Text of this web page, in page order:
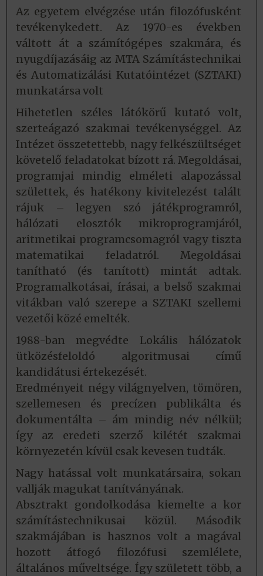
Az egyetem elvégzése után filozófusként
tevékenykedett. Az 1970-es években
váltott át a számítógépes szakmára, és
nyugdíjazásáig az MTA Számítástechnikai
és Automatizálási Kutatóintézet (SZTAKI)
munkatársa volt
Hihetetlen széles látókörű kutató volt,
szerteágazó szakmai tevékenységgel. Az
Intézet összetettebb, nagy felkészültséget
követelő feladatokat bízott rá. Megoldásai,
programjai mindig elméleti alapozással
születtek, és hatékony kivitelezést talált
rájuk – legyen szó játékprogramról,
hálózati elosztók mikroprogramjáról,
aritmetikai programcsomagról vagy tiszta
matematikai feladatról. Megoldásai
tanítható (és tanított) mintát adtak.
Programalkotásai, írásai, a belső szakmai
vitákban való szerepe a SZTAKI szellemi
vezetői közé emelték.
1988-ban megvédte Lokális hálózatok
ütközésfeloldó algoritmusai című
kandidátusi értekezését.
Eredményeit négy világnyelven, tömören,
szellemesen és precízen publikálta és
dokumentálta – ám mindig név nélkül;
így az eredeti szerző kilétét szakmai
környezetén kívül csak kevesen tudták.
Nagy hatással volt munkatársaira, sokan
vallják magukat tanítványának.
Absztrakt gondolkodása kiemelte a kor
számítástechnikusai közül. Második
szakmájában is hasznos volt a magával
hozott átfogó filozófusi szemlélete,
általános műveltsége. Így született több, a